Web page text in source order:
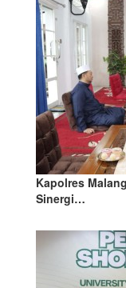
Kapolres
Sinergi…